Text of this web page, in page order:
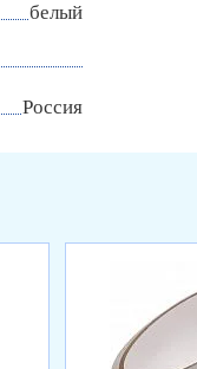
белый
Россия